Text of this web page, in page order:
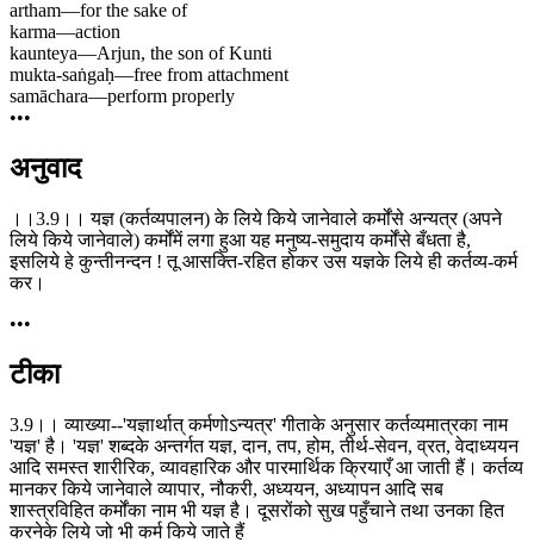
artham—for the sake of
karma—action
kaunteya—Arjun, the son of Kunti
mukta-saṅgaḥ—free from attachment
samāchara—perform properly
•••
अनुवाद
।।3.9।। यज्ञ (कर्तव्यपालन) के लिये किये जानेवाले कर्मोंसे अन्यत्र (अपने
लिये किये जानेवाले) कर्मोंमें लगा हुआ यह मनुष्य-समुदाय कर्मोंसे बँधता है,
इसलिये हे कुन्तीनन्दन ! तू आसक्ति-रहित होकर उस यज्ञके लिये ही कर्तव्य-कर्म
कर।
•••
टीका
3.9।। व्याख्या--'यज्ञार्थात् कर्मणोऽन्यत्र' गीताके अनुसार कर्तव्यमात्रका नाम
'यज्ञ' है। 'यज्ञ' शब्दके अन्तर्गत यज्ञ, दान, तप, होम, तीर्थ-सेवन, व्रत, वेदाध्ययन
आदि समस्त शारीरिक, व्यावहारिक और पारमार्थिक क्रियाएँ आ जाती हैं। कर्तव्य
मानकर किये जानेवाले व्यापार, नौकरी, अध्ययन, अध्यापन आदि सब
शास्त्रविहित कर्मोंका नाम भी यज्ञ है। दूसरोंको सुख पहुँचाने तथा उनका हित
करनेके लिये जो भी कर्म किये जाते हैं